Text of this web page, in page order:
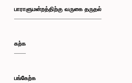
பாராளுமன்றத்திற்கு வருகை தருதல்
கற்க
பங்கேற்க